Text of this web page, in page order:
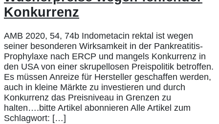
Konkurrenz
AMB 2020, 54, 74b Indometacin rektal ist wegen
seiner besonderen Wirksamkeit in der Pankreatitis-
Prophylaxe nach ERCP und mangels Konkurrenz in
den USA von einer skrupellosen Preispolitik betroffen.
Es müssen Anreize für Hersteller geschaffen werden,
auch in kleine Märkte zu investieren und durch
Konkurrenz das Preisniveau in Grenzen zu
halten….bitte Artikel abonnieren Alle Artikel zum
Schlagwort: […]